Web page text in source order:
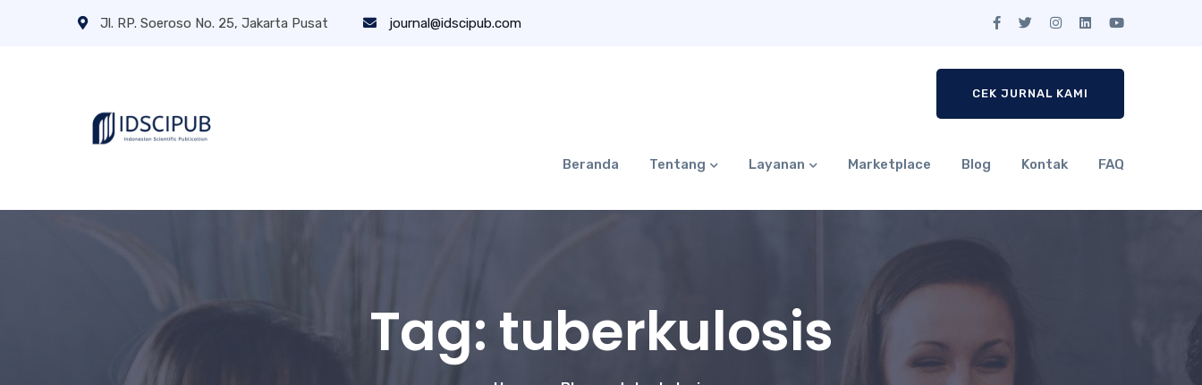
Jl. RP. Soeroso No. 25, Jakarta Pusat journal@idscipub.com
CEK JURNAL KAMI
Beranda Tentang Layanan Marketplace Blog Kontak FAQ
Tag: tuberkulosis